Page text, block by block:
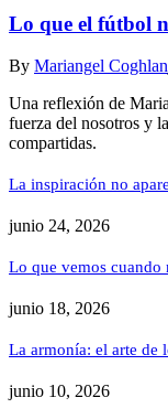
Lo que el fútbol
By Mariangel Coghlan
Una reflexión de
fuerza del nosotros y
compartidas.
La inspiración no
junio 24, 2026
Lo que vemos
junio 18, 2026
La armonía: el arte de
junio 10, 2026